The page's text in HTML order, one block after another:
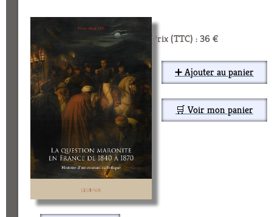
Prix (TTC) : 36 €
➕ Ajouter au panier
🛒 Voir mon panier